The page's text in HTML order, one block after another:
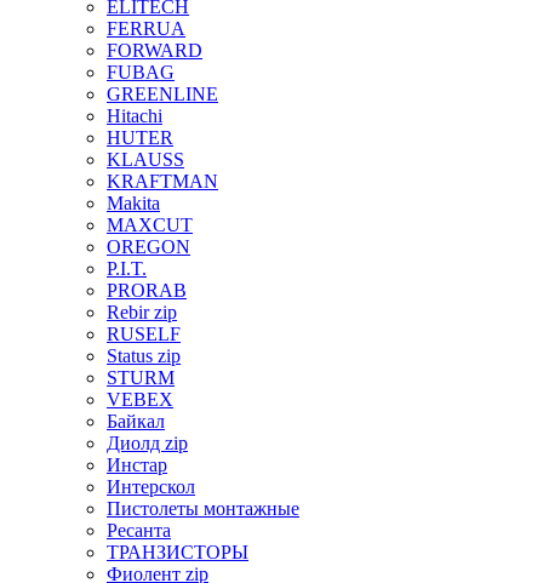
ELITECH
FERRUA
FORWARD
FUBAG
GREENLINE
Hitachi
HUTER
KLAUSS
KRAFTMAN
Makita
MAXCUT
OREGON
P.I.T.
PRORAB
Rebir zip
RUSELF
Status zip
STURM
VEBEX
Байкал
Диолд zip
Инстар
Интерскол
Пистолеты монтажные
Ресанта
ТРАНЗИСТОРЫ
Фиолент zip